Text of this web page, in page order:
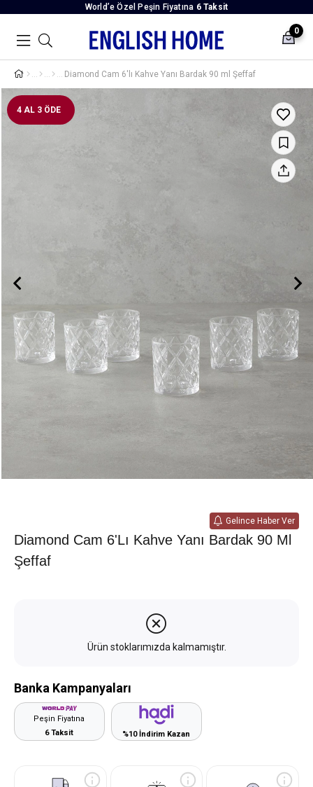
World’e Özel Peşin Fiyatına 6 Taksit
0
Diamond Cam 6'lı Kahve Yanı Bardak 90 ml Şeffaf
4 AL 3 ÖDE
Gelince Haber Ver
Diamond Cam 6'lı Kahve Yanı Bardak 90 Ml
Şeffaf
Ürün stoklarımızda kalmamıştır.
Banka Kampanyaları
Peşin Fiyatına
6 Taksit
%10 İndirim Kazan